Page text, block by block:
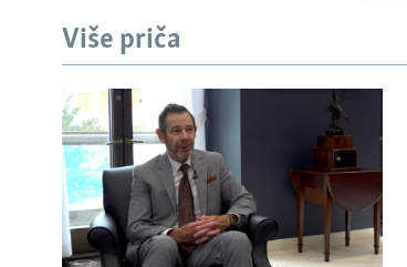
Više priča